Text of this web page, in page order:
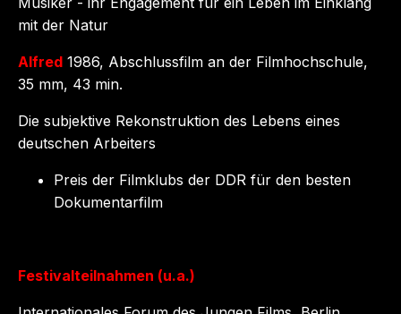
mit der Natur
Alfred 1986, Abschlussfilm an der Filmhochschule,
35 mm, 43 min.
Die subjektive Rekonstruktion des Lebens eines
deutschen Arbeiters
Preis der Filmklubs der DDR für den besten
Dokumentarfilm
Festivalteilnahmen (u.a.)